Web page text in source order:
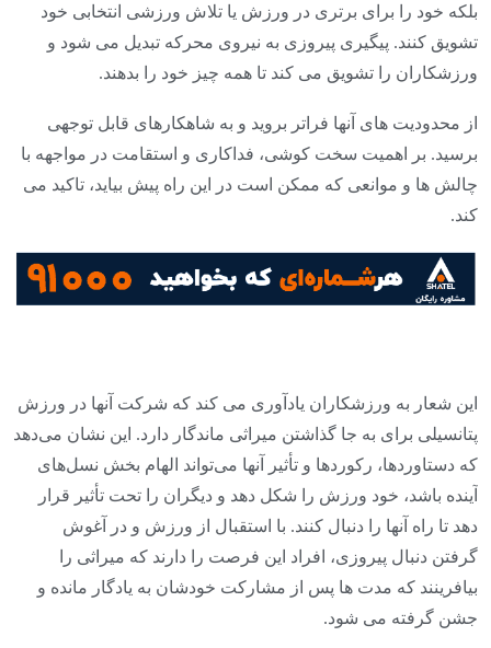
بلکه خود را برای برتری در ورزش یا تلاش ورزشی انتخابی خود
تشویق کنند. پیگیری پیروزی به نیروی محرکه تبدیل می شود و
ورزشکاران را تشویق می کند تا همه چیز خود را بدهند.
از محدودیت های آنها فراتر بروید و به شاهکارهای قابل توجهی
برسید. بر اهمیت سخت کوشی، فداکاری و استقامت در مواجهه با
چالش ها و موانعی که ممکن است در این راه پیش بیاید، تاکید می
کند.
این شعار به ورزشکاران یادآوری می کند که شرکت آنها در ورزش
پتانسیلی برای به جا گذاشتن میراثی ماندگار دارد. این نشان می‌دهد
که دستاوردها، رکوردها و تأثیر آنها می‌تواند الهام بخش نسل‌های
آینده باشد، خود ورزش را شکل دهد و دیگران را تحت تأثیر قرار
دهد تا راه آنها را دنبال کنند. با استقبال از ورزش و در آغوش
گرفتن دنبال پیروزی، افراد این فرصت را دارند که میراثی را
بیافرینند که مدت ها پس از مشارکت خودشان به یادگار مانده و
جشن گرفته می شود.